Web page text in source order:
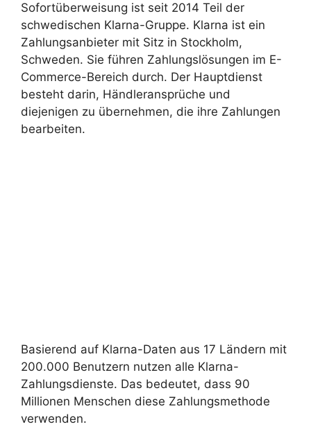
Sofortüberweisung ist seit 2014 Teil der
schwedischen Klarna-Gruppe. Klarna ist ein
Zahlungsanbieter mit Sitz in Stockholm,
Schweden. Sie führen Zahlungslösungen im E-
Commerce-Bereich durch. Der Hauptdienst
besteht darin, Händleransprüche und
diejenigen zu übernehmen, die ihre Zahlungen
bearbeiten.
Basierend auf Klarna-Daten aus 17 Ländern mit
200.000 Benutzern nutzen alle Klarna-
Zahlungsdienste. Das bedeutet, dass 90
Millionen Menschen diese Zahlungsmethode
verwenden.